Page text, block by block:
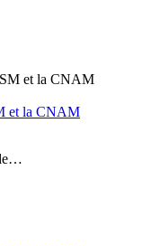
et la CNAM